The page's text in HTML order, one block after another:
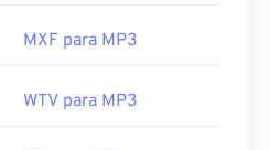
MXF para MP3
WTV para MP3